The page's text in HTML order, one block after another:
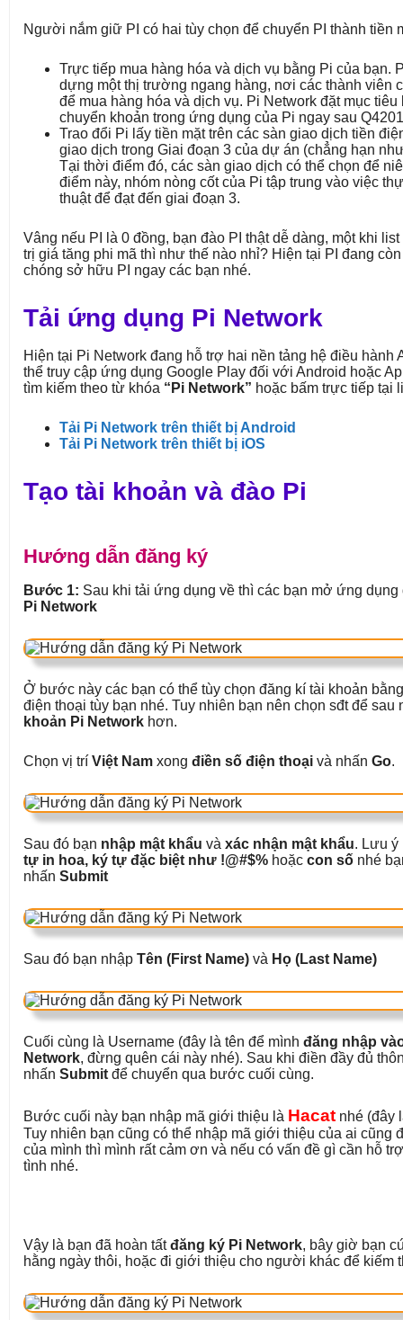
Người nắm giữ PI có hai tùy chọn để chuyển PI thành tiền
Trực tiếp mua hàng hóa và dịch vụ bằng Pi của bạn.
dựng một thị trường ngang hàng, nơi các thành viên
để mua hàng hóa và dịch vụ. Pi Network đặt mục
chuyển khoản trong ứng dụng của Pi ngay sau
Trao đổi Pi lấy tiền mặt trên các sàn giao dịch tiền
giao dịch trong Giai đoạn 3 của dự án (chẳng hạn
Tại thời điểm đó, các sàn giao dịch có thể chọn để
điểm này, nhóm nòng cốt của Pi tập trung vào việc
thuật để đạt đến giai đoạn 3.
Vâng nếu PI là 0 đồng, bạn đào PI thật dễ dàng, một khi
trị giá tăng phi mã thì như thế nào nhỉ? Hiện tại PI đang
chóng sở hữu PI ngay các bạn nhé.
Tải ứng dụng Pi Network
Hiện tại Pi Network đang hỗ trợ hai nền tảng hệ điều hành
thể truy cập ứng dụng Google Play đối với Android hoặc
tìm kiếm theo từ khóa “Pi Network” hoặc bấm trực tiếp tại
Tải Pi Network trên thiết bị Android
Tải Pi Network trên thiết bị iOS
Tạo tài khoản và đào Pi
Hướng dẫn đăng ký
Bước 1: Sau khi tải ứng dụng về thì các bạn mở ứng
Pi Network
Ở bước này các bạn có thể tùy chọn đăng kí tài khoản
điện thoại tùy bạn nhé. Tuy nhiên bạn nên chọn sđt để sau
khoản Pi Network hơn.
Chọn vị trí Việt Nam xong điền số điện thoại và nhấn Go.
Sau đó bạn nhập mật khẩu và xác nhận mật khẩu. Lưu ý
tự in hoa, ký tự đặc biệt như !@#$% hoặc con số nhé
nhấn Submit
Sau đó bạn nhập Tên (First Name) và Họ (Last Name)
Cuối cùng là Username (đây là tên để mình đăng nhập
Network, đừng quên cái này nhé). Sau khi điền đầy đủ
nhấn Submit để chuyển qua bước cuối cùng.
Bước cuối này bạn nhập mã giới thiệu là Hacat nhé (đây
Tuy nhiên bạn cũng có thể nhập mã giới thiệu của ai cũng
của mình thì mình rất cảm ơn và nếu có vấn đề gì cần hỗ
tình nhé.
Vậy là bạn đã hoàn tấtđăng ký Pi Network, bây giờ bạn
hằng ngày thôi, hoặc đi giới thiệu cho người khác để kiếm